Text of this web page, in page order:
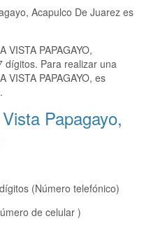
Acapulco De Juarez es
VISTA PAPAGAYO,
dígitos. Para realizar una
VISTA PAPAGAYO, es
Papagayo,
(Número telefónico)
de celular )